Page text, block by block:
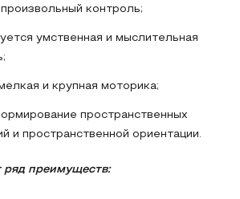
контроль;
умственная и мыслительная
и крупная моторика;
пространственных
и пространственной ориентации.
преимуществ: